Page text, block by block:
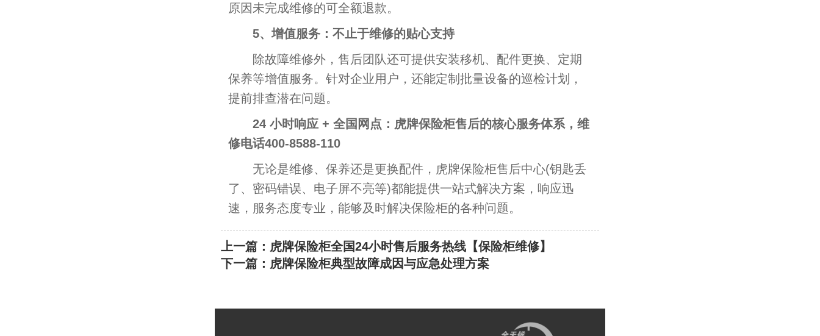
原因未完成维修的可全额退款。
5、增值服务：不止于维修的贴心支持
除故障维修外，售后团队还可提供安装移机、配件更换、定期
保养等增值服务。针对企业用户，还能定制批量设备的巡检计划，
提前排查潜在问题。
24 小时响应 + 全国网点：虎牌保险柜售后的核心服务体系，维
修电话400-8588-110
无论是维修、保养还是更换配件，虎牌保险柜售后中心(钥匙丢
了、密码错误、电子屏不亮等)都能提供一站式解决方案，响应迅
速，服务态度专业，能够及时解决保险柜的各种问题。
上一篇：虎牌保险柜全国24小时售后服务热线【保险柜维修】
下一篇：虎牌保险柜典型故障成因与应急处理方案